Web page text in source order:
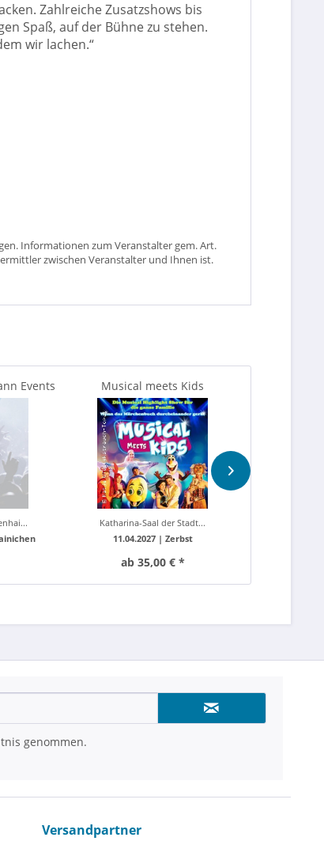
Zahlreiche Zusatzshows bis
Spaß, auf der Bühne zu stehen.
wir lachen.“
Informationen zum Veranstalter gem. Art.
zwischen Veranstalter und Ihnen ist.
Events Musical meets Kids
Katharina-Saal der Stadt...
11.04.2027 | Zerbst
ab 35,00 € *
genommen.
Versandpartner